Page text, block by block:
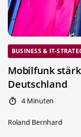
BUSINESS & IT-
Mobilfunk
Deutschland
4 Minuten
Roland Bernhard